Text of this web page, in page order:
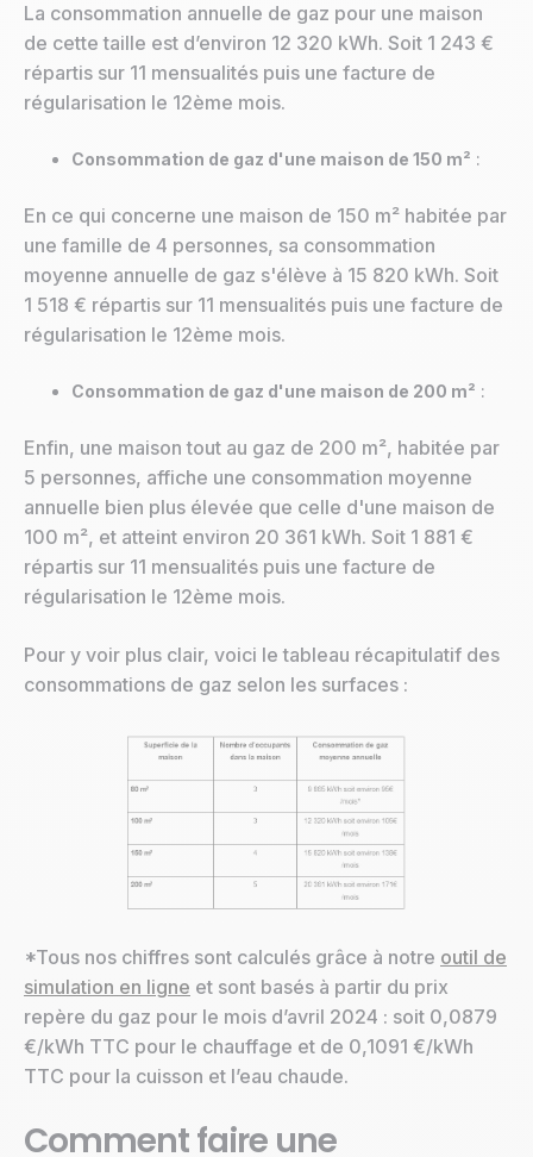
La consommation annuelle de gaz pour une maison
de cette taille est d’environ 12 320 kWh. Soit 1 243 €
répartis sur 11 mensualités puis une facture de
régularisation le 12ème mois.
Consommation de gaz d'une maison de 150 m² :
En ce qui concerne une maison de 150 m² habitée par
une famille de 4 personnes, sa consommation
moyenne annuelle de gaz s'élève à 15 820 kWh. Soit
1 518 € répartis sur 11 mensualités puis une facture de
régularisation le 12ème mois.
Consommation de gaz d'une maison de 200 m² :
Enfin, une maison tout au gaz de 200 m², habitée par
5 personnes, affiche une consommation moyenne
annuelle bien plus élevée que celle d'une maison de
100 m², et atteint environ 20 361 kWh. Soit 1 881 €
répartis sur 11 mensualités puis une facture de
régularisation le 12ème mois.
Pour y voir plus clair, voici le tableau récapitulatif des
consommations de gaz selon les surfaces :
*Tous nos chiffres sont calculés grâce à notre outil de
simulation en ligne et sont basés à partir du prix
repère du gaz pour le mois d’avril 2024 : soit 0,0879
€/kWh TTC pour le chauffage et de 0,1091 €/kWh
TTC pour la cuisson et l’eau chaude.
Comment faire une